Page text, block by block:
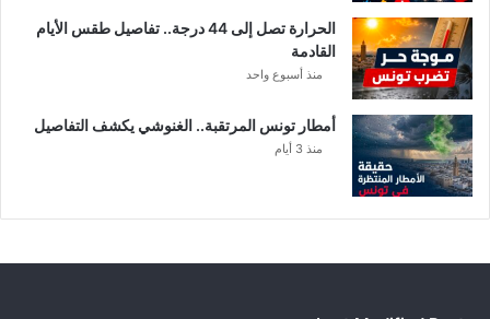
الحرارة تصل إلى 44 درجة.. تفاصيل طقس الأيام
القادمة
منذ أسبوع واحد
أمطار تونس المرتقبة.. الغنوشي يكشف التفاصيل
منذ 3 أيام